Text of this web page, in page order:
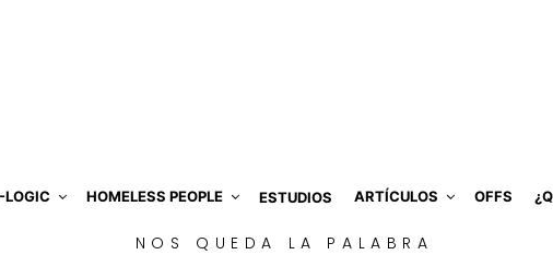
LOGIC HOMELESS PEOPLE ESTUDIOS ARTÍCULOS OFFS
NOS QUEDA LA PALABRA